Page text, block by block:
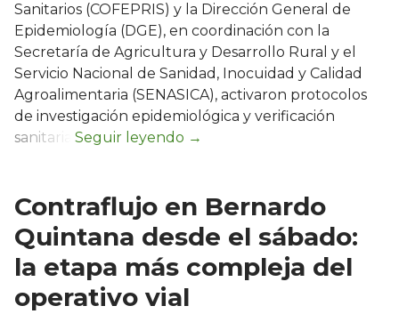
Sanitarios (COFEPRIS) y la Dirección General de
Epidemiología (DGE), en coordinación con la
Secretaría de Agricultura y Desarrollo Rural y el
Servicio Nacional de Sanidad, Inocuidad y Calidad
Agroalimentaria (SENASICA), activaron protocolos
de investigación epidemiológica y verificación
sanitaria.
Contraflujo en Bernardo
Quintana desde el sábado:
la etapa más compleja del
operativo vial